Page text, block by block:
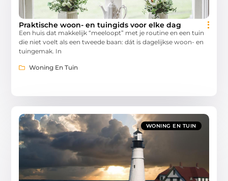
Praktische woon- en tuingids voor elke dag
Een huis dat makkelijk “meeloopt” met je routine en een tuin
die niet voelt als een tweede baan: dát is dagelijkse woon- en
tuingemak. In
Woning En Tuin
WONING EN TUIN